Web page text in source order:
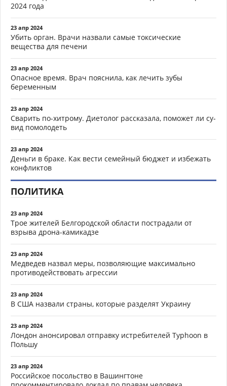
2024 года
23 апр 2024
Убить орган. Врачи назвали самые токсические
вещества для печени
23 апр 2024
Опасное время. Врач пояснила, как лечить зубы
беременным
23 апр 2024
Сварить по-хитрому. Диетолог рассказала, поможет ли су-
вид помолодеть
23 апр 2024
Деньги в браке. Как вести семейный бюджет и избежать
конфликтов
ПОЛИТИКА
23 апр 2024
Трое жителей Белгородской области пострадали от
взрыва дрона-камикадзе
23 апр 2024
Медведев назвал меры, позволяющие максимально
противодействовать агрессии
23 апр 2024
В США назвали страны, которые разделят Украину
23 апр 2024
Лондон анонсировал отправку истребителей Typhoon в
Польшу
23 апр 2024
Российское посольство в Вашингтоне